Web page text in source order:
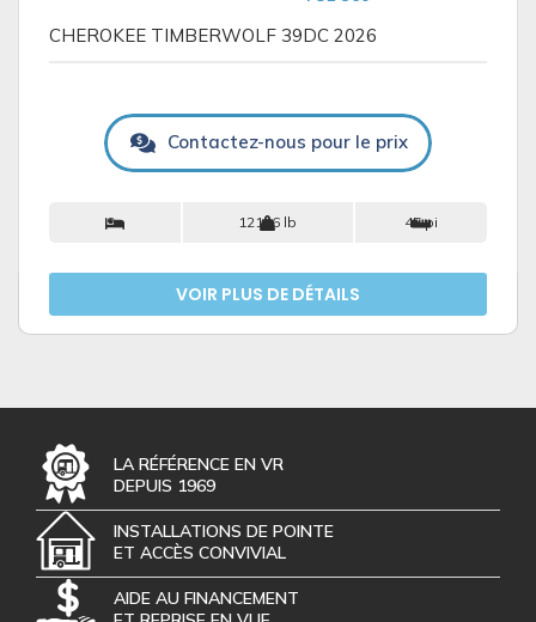
CHEROKEE TIMBERWOLF 39DC 2026
Contactez-nous pour le prix
9+ 12146 lb 45 pi
VOIR PLUS DE DÉTAILS
LA RÉFÉRENCE EN VR
DEPUIS 1969
INSTALLATIONS DE POINTE
ET ACCÈS CONVIVIAL
AIDE AU FINANCEMENT